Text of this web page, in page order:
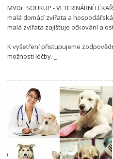
MVDr. SOUKUP - VETERINÁRNÍ
malá domácí zvířata a
malá zvířata zajišťuje očkování a
K vyšetření přistupujeme
možnosti léčby. _